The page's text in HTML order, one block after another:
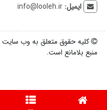
ایمیل:info@looleh.ir
کلیه حقوق متعلق به وب سایت
منبع بلامانع است.